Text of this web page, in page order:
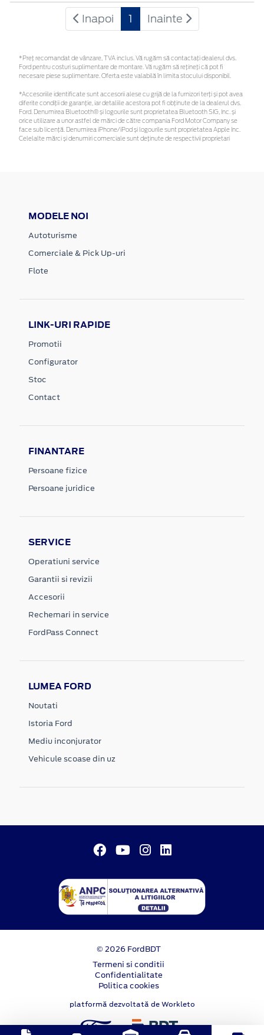
Inapoi 1 Inainte
*Preţ recomandat de vânzare, TVA inclus. Vă rugăm să contactaţi dealerul dvs.
Ford pentru costuri suplimentare de montare. Vă rugăm să rețineți că pot fi
necesare piese suplimentare. Oferta este valabilă în limita stocului disponibil.
*Accesoriile identificate sunt accesorii alese cu grijă de la furnizori terți și pot avea
diferite condiții de garanție, iar detaliile acestora pot fi obținute de la dealerul dvs.
Ford. Denumirea Bluetooth® și logourile sunt proprietatea Bluetooth SIG, Inc. și
orice utilizare a unor astfel de mărci de către compania Ford Motor Company se
face sub licență. Denumirea iPhone/iPod și logourile sunt proprietatea Apple Inc.
Celelalte mărci și denumiri comerciale sunt deținute de respectivii proprietari
MODELE NOI
Autoturisme
Comerciale & Pick Up-uri
Flote
LINK-URI RAPIDE
Promotii
Configurator
Stoc
Contact
FINANTARE
Persoane fizice
Persoane juridice
SERVICE
Operatiuni service
Garantii si revizii
Accesorii
Rechemari in service
FordPass Connect
LUMEA FORD
Noutati
Istoria Ford
Mediu inconjurator
Vehicule scoase din uz
© 2026 FordBDT
Termeni si conditii
Confidentialitate
Politica cookies
platformă dezvoltată de Workleto